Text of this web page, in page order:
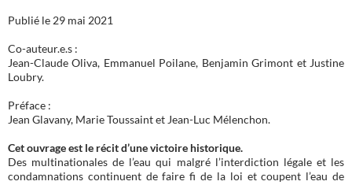
Publié le 29 mai 2021
Co-auteur.e.s :
Jean-Claude Oliva, Emmanuel Poilane, Benjamin Grimont et Justine
Loubry.
Préface :
Jean Glavany, Marie Toussaint et Jean-Luc Mélenchon.
Cet ouvrage est le récit d’une victoire historique.
Des multinationales de l’eau qui malgré l’interdiction légale et les
condamnations continuent de faire fi de la loi et coupent l’eau de